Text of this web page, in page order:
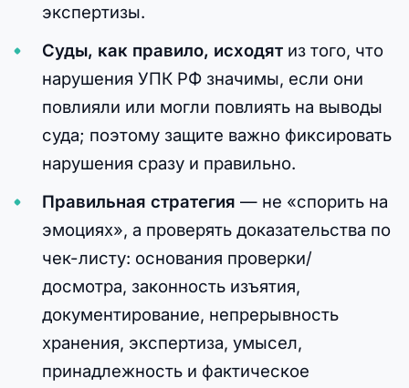
экспертизы.
Суды, как правило, исходятиз того, что
нарушения УПК РФ значимы, если они
повлияли или могли повлиять на выводы
суда; поэтому защите важно фиксировать
нарушения сразу и правильно.
Правильная стратегия — не «спорить на
эмоциях», а проверять доказательства по
чек-листу: основания проверки/
досмотра, законность изъятия,
документирование, непрерывность
хранения, экспертиза, умысел,
принадлежность и фактическое